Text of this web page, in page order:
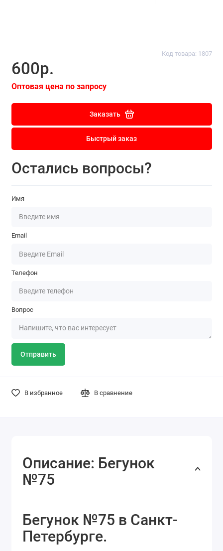
Код товара: 1807
600р.
Оптовая цена по запросу
Заказать
Быстрый заказ
Остались вопросы?
Имя
Email
Телефон
Вопрос
Отправить
В избранное В сравнение
Описание: Бегунок
№75
Бегунок №75 в Санкт-
Петербурге.